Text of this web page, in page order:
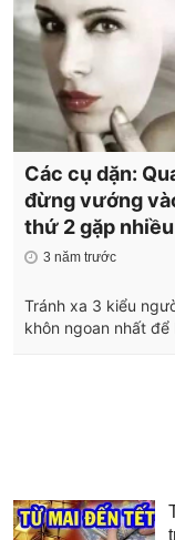
Các cụ dặn:
đừng vướng
thứ 2 gặp
3 năm trước
Tránh xa 3 kiểu
khôn ngoan nhất